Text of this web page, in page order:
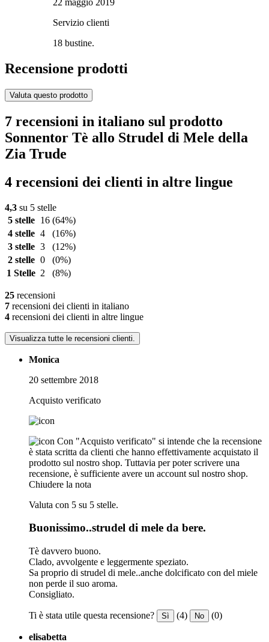
22 maggio 2019
Servizio clienti
18 bustine.
Recensione prodotti
Valuta questo prodotto
7 recensioni in italiano sul prodotto
Sonnentor Tè allo Strudel di Mele della
Zia Trude
4 recensioni dei clienti in altre lingue
4,3 su 5 stelle
5 stelle
16 (64%)
4 stelle 4
(16%)
3 stelle 3
(12%)
2 stelle 0
(0%)
1 Stelle 2 (8%)
25 recensioni
7 recensioni dei clienti in italiano
4 recensioni dei clienti in altre lingue
Visualizza tutte le recensioni clienti.
Monica
20 settembre 2018
Acquisto verificato
Con "Acquisto verificato" si intende che la recensione
è stata scritta da clienti che hanno effettivamente acquistato il
prodotto sul nostro shop. Tuttavia per poter scrivere una
recensione, è sufficiente avere un account sul nostro shop.
Chiudere la nota
Valuta con 5 su 5 stelle.
Buonissimo..strudel di mele da bere.
Tè davvero buono.
Clado, avvolgente e leggermente speziato.
Sa proprio di strudel di mele..anche dolcificato con del miele
non perde il suo aroma.
Consigliato.
Ti è stata utile questa recensione? Sì (4) No (0)
elisabetta